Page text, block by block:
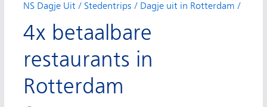
NS Dagje Uit Stedentrips Dagje uit in Rotterdam
4x betaalbare
restaurants in
Rotterdam